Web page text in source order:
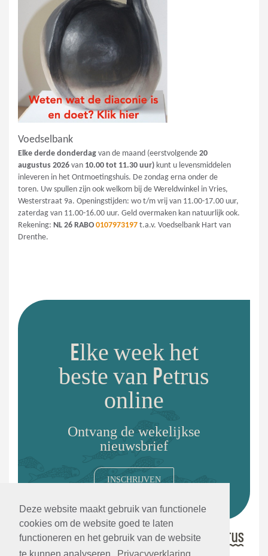
Deze website maakt gebruik van functionele
cookies om de website goed te laten
functioneren en het gebruik van de website
Voedselbank
Elke derde donderdag van de maand (eerstvolgende 20
augustus 2026 van 10.00 tot 11.30 uur) kunt u levensmiddelen
inleveren in het Ontmoetingshuis. De zondag erna onder de
toren. Uw spullen zijn ook welkom bij de Wereldwinkel in Vries,
Westerstraat 9a. Openingstijden: wo t/m vrij van 11.00-17.00 uur,
zaterdag van 11.00-16.00 uur. Geld overmaken kan natuurlijk ook.
Rekening: NL 26 RABO 0107973197 t.a.v. Voedselbank Hart van
Drenthe.
Elke week het
beste van Petrus
online
Ontvang de wekelijkse
nieuwsbrief
INSCHRIJVEN